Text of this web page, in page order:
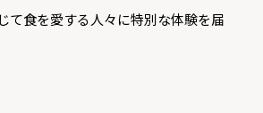
て食を愛する人々に特別な体験を届